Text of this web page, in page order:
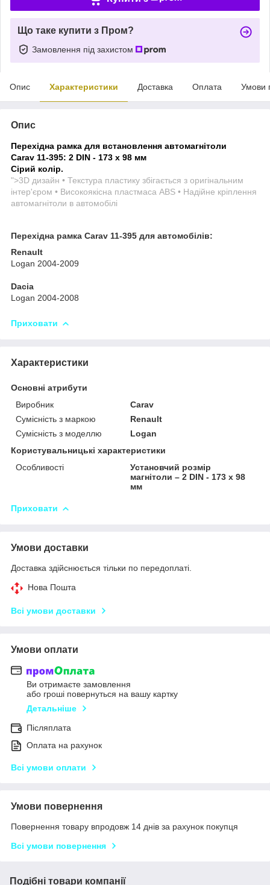
Що таке купити з Пром?
Замовлення під захистом
Опис Характеристики Доставка Оплата Умови
Опис
Перехідна рамка для встановлення автомагнітоли
Carav 11-395: 2 DIN - 173 x 98 мм
Сірий колір.
">3D дизайн • Текстура пластику збігається з оригінальним
інтер'єром • Високоякісна пластмаса ABS • Надійне кріплення
автомагнітоли в автомобілі
Перехідна рамка Carav 11-395 для автомобілів:
Renault
Logan 2004-2009
Dacia
Logan 2004-2008
Приховати
Характеристики
Основні атрибути
Виробник
Carav
Сумісність з маркою
Renault
Сумісність з моделлю
Logan
Користувальницькі характеристики
Особливості
Установчий розмір
магнітоли – 2 DIN - 173 x 98
мм
Приховати
Умови доставки
Доставка здійснюється тільки по передоплаті.
Нова Пошта
Всі умови доставки
Умови оплати
Ви отримаєте замовлення
або гроші повернуться на вашу картку
Детальніше
Післяплата
Оплата на рахунок
Всі умови оплати
Умови повернення
Повернення товару впродовж 14 днів за рахунок покупця
Всі умови повернення
Подібні товари компанії